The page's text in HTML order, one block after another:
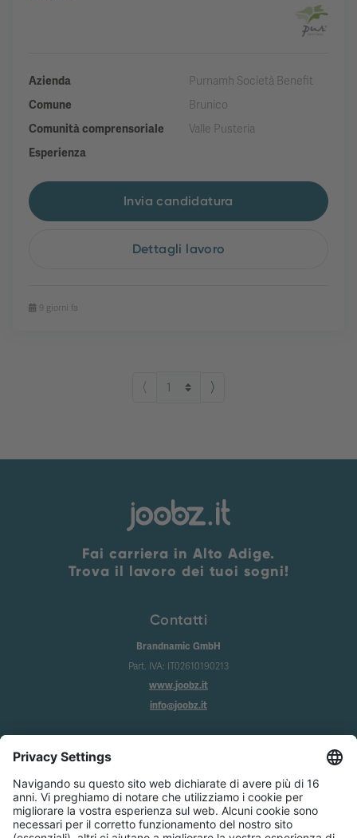
Azienda
Purnamh Società Benefit
Comune
Brunico
Comunità comprensoriale
Valle Pusteria
Esperienza
Invia candidatura
Dettagli lavoro
9 giorni fa
⟨ ⟩
Fai carriera in Alto Adige.
Trova il lavoro dei tuoi sogni!
Contatti
Brandnamic GmbH
Part. IVA: IT02610190213
www.joobz.it
info@joobz.it
Privacy
Condizioni generali
Impostazione dei cookie